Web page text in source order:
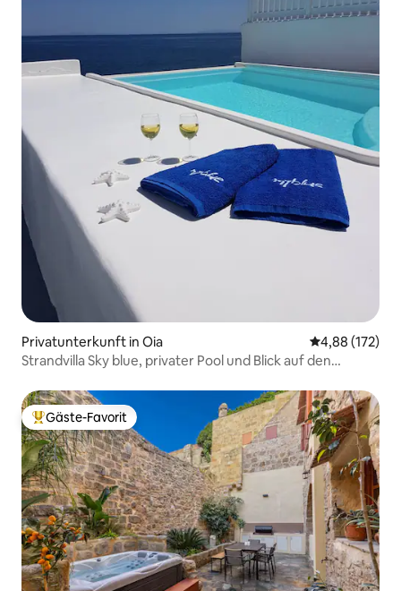
Privatunterkunft in Oia
4,88 (172)
Strandvilla Sky blue, privater Pool und Blick auf den
Beliebter Gäste-Favorit.
Gäste-Favorit